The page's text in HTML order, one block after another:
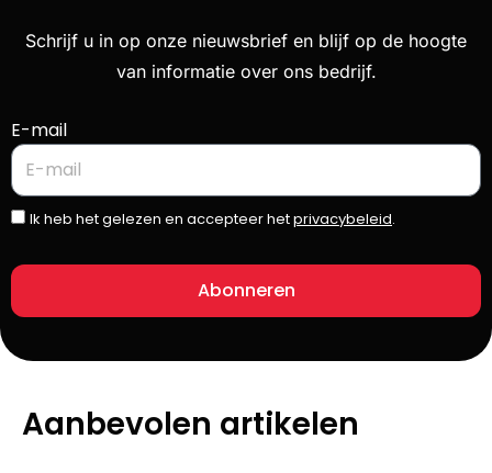
Schrijf u in op onze nieuwsbrief en blijf op de hoogte
van informatie over ons bedrijf.
E-mail
Ik heb het gelezen en accepteer hetprivacybeleid.
Abonneren
Aanbevolen artikelen